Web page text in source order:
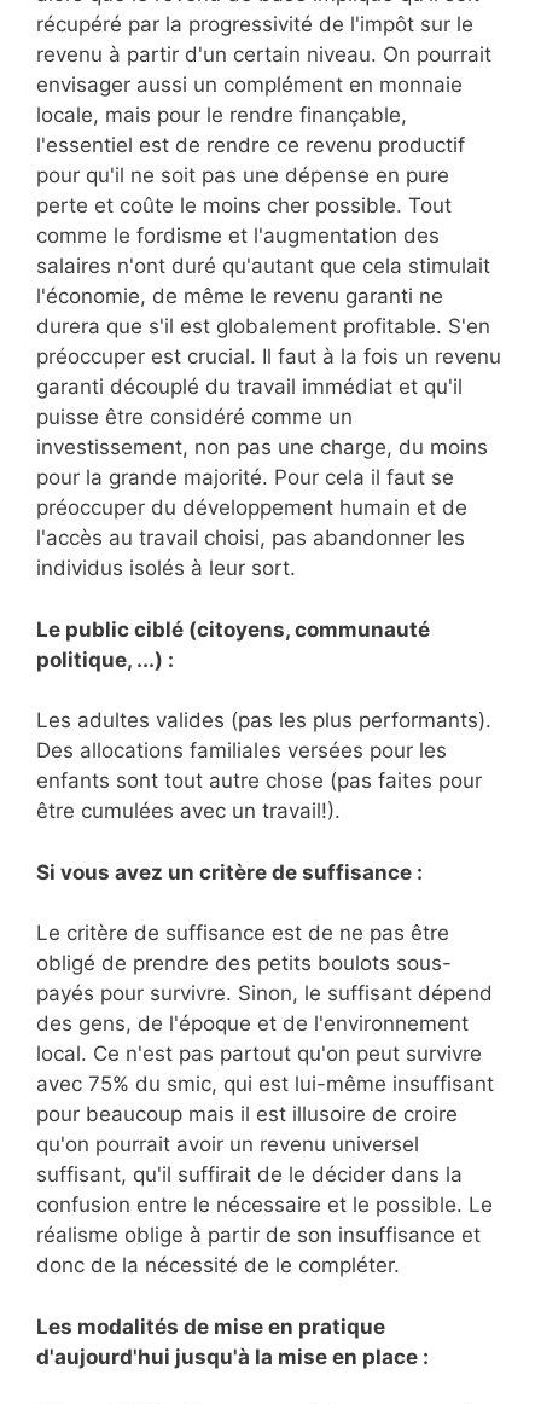
récupéré par la progressivité de l'impôt sur le
revenu à partir d'un certain niveau. On pourrait
envisager aussi un complément en monnaie
locale, mais pour le rendre finançable,
l'essentiel est de rendre ce revenu productif
pour qu'il ne soit pas une dépense en pure
perte et coûte le moins cher possible. Tout
comme le fordisme et l'augmentation des
salaires n'ont duré qu'autant que cela stimulait
l'économie, de même le revenu garanti ne
durera que s'il est globalement profitable. S'en
préoccuper est crucial. Il faut à la fois un revenu
garanti découplé du travail immédiat et qu'il
puisse être considéré comme un
investissement, non pas une charge, du moins
pour la grande majorité. Pour cela il faut se
préoccuper du développement humain et de
l'accès au travail choisi, pas abandonner les
individus isolés à leur sort.
Le public ciblé (citoyens, communauté
politique, ...) :
Les adultes valides (pas les plus performants).
Des allocations familiales versées pour les
enfants sont tout autre chose (pas faites pour
être cumulées avec un travail!).
Si vous avez un critère de suffisance :
Le critère de suffisance est de ne pas être
obligé de prendre des petits boulots sous-
payés pour survivre. Sinon, le suffisant dépend
des gens, de l'époque et de l'environnement
local. Ce n'est pas partout qu'on peut survivre
avec 75% du smic, qui est lui-même insuffisant
pour beaucoup mais il est illusoire de croire
qu'on pourrait avoir un revenu universel
suffisant, qu'il suffirait de le décider dans la
confusion entre le nécessaire et le possible. Le
réalisme oblige à partir de son insuffisance et
donc de la nécessité de le compléter.
Les modalités de mise en pratique
d'aujourd'hui jusqu'à la mise en place :